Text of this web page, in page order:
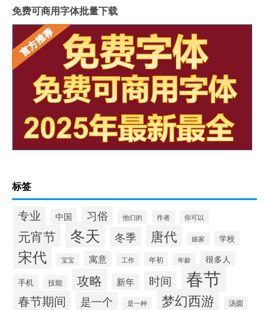
免费可商用字体批量下载
标签
专业 中国 习俗 他们的 作者 你可以
元宵节 冬天 冬季 唐代 娘家 学校
宋代 宝宝 寓意 工作 年初 年龄 很多人
手机 技能 攻略 新年 时间 春节
春节期间 是一个 是一种 梦幻西游 汤圆